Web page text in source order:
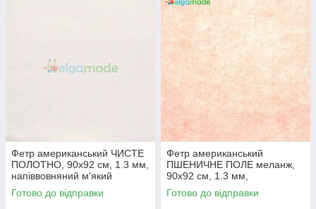
Знижка
ціна
% ~4 % ~7
Оптова знижка проставляється вручну при
Фетр американський ЧИСТЕ
ПОЛОТНО, 90x92 см, 1.3 мм,
напіввовняний м'який
Готово до відправки
Фетр американський
ПШЕНИЧНЕ ПОЛЕ меланж,
90x92 см, 1.3 мм,
напіввовняний м'який
Готово до відправки